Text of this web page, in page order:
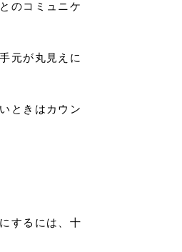
のコミュニケ
元が丸見えに
ときはカウン
するには、十